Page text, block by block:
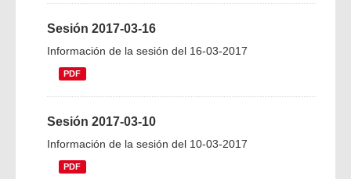
Sesión 2017-03-16
Información de la sesión del 16-03-2017
PDF
Sesión 2017-03-10
Información de la sesión del 10-03-2017
PDF